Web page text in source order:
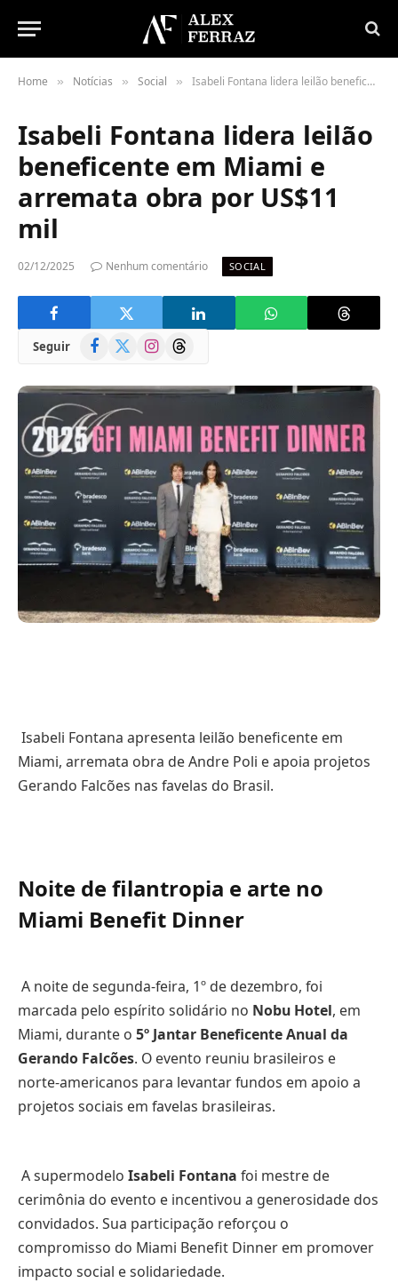
Home » Notícias » Social » Isabeli Fontana lidera leilão beneficente em Miami e arremata obra por US$11 mil
Isabeli Fontana lidera leilão
beneficente em Miami e
arremata obra por US$11
mil
02/12/2025 Nenhum comentário SOCIAL
Seguir Facebook
(Twitter)
InstagramThreads
Isabeli Fontana apresenta leilão beneficente em
Miami, arremata obra de Andre Poli e apoia projetos
Gerando Falcões nas favelas do Brasil.
Noite de filantropia e arte no
Miami Benefit Dinner
A noite de segunda-feira, 1º de dezembro, foi
marcada pelo espírito solidário no Nobu Hotel, em
Miami, durante o 5º Jantar Beneficente Anual da
Gerando Falcões. O evento reuniu brasileiros e
norte-americanos para levantar fundos em apoio a
projetos sociais em favelas brasileiras.
A supermodelo Isabeli Fontana foi mestre de
cerimônia do evento e incentivou a generosidade dos
convidados. Sua participação reforçou o
compromisso do Miami Benefit Dinner em promover
impacto social e solidariedade.